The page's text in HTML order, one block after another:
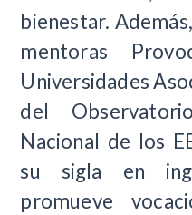
bienestar.
mentoras
Universidades
del
Nacional de los
su sigla en
promueve